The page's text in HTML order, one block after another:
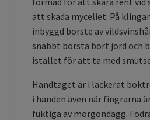
att skada myceliet. På
inbyggd borste av
snabbt borsta bort jord och
istället för att ta med
Handtaget är i lackerat
i handen även när fingrarna
fuktiga av morgondagg.